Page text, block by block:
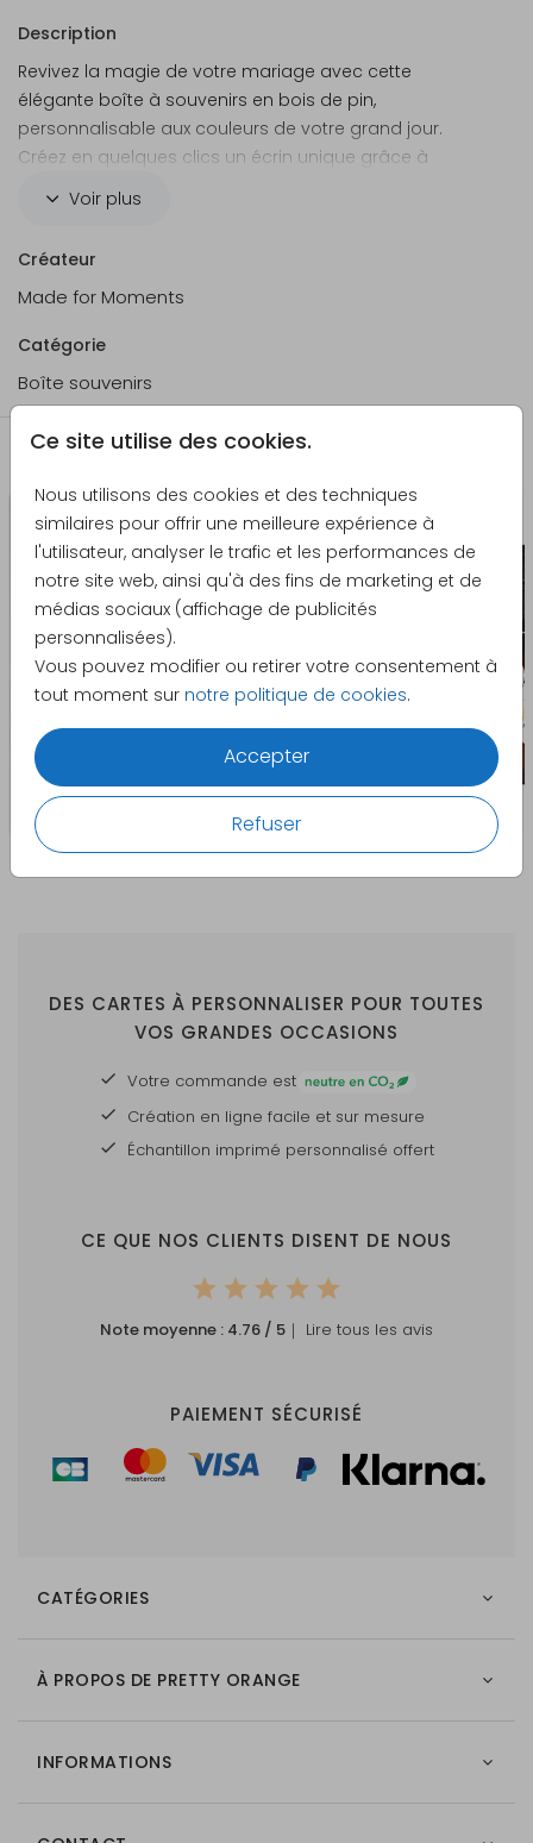
Ce site utilise des cookies.
Nous utilisons des cookies et des techniques
similaires pour offrir une meilleure expérience à
l'utilisateur, analyser le trafic et les performances de
notre site web, ainsi qu'à des fins de marketing et de
médias sociaux (affichage de publicités
personnalisées).
Vous pouvez modifier ou retirer votre consentement à
tout moment sur notre politique de cookies.
Accepter
Refuser
Description
Revivez la magie de votre mariage avec cette
élégante boîte à souvenirs en bois de pin,
personnalisable aux couleurs de votre grand jour.
Créez en quelques clics un écrin unique grâce à
notre éditeur en ligne, parfait pour conserver vos
souvenirs les plus précieux.
souvenirs
Caractéristiques
du produit :
et couvercle.
Dimensions :
40 x 30 x 13 cm et 30 x 20 x
Matériau :
Pin
Impression :
Impression en couleur sur le
dessus du couvercle.
Impression en blanc ou en
dorure : non disponible
Surface :
Impression sur bois, veinure
visible et perceptible au
toucher
Expédition :
un code de suivi
Produit naturel :
La structure et la couleur du
car le fond n'est pas blanc.
Les grandes surfaces
colorées ne sont pas
Voir plus
Créateur
Made for Moments
Catégorie
Boîte souvenirs
DES CARTES À PERSONNALISER POUR TOUTES
VOS GRANDES OCCASIONS
Votre commande est
Création en ligne facile et sur mesure
Échantillon imprimé personnalisé offert
CE QUE NOS CLIENTS DISENT DE NOUS
Note moyenne : 4.76 / 5 ｜ Lire tous les avis
PAIEMENT SÉCURISÉ
CATÉGORIES
À PROPOS DE PRETTY ORANGE
INFORMATIONS